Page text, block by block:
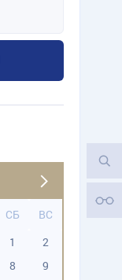
СБ
ВС
1
2
8
9